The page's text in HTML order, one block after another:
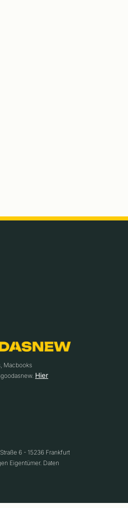
Macbooks
Hier
6 - 15236 Frankfurt
Eigentümer. Daten